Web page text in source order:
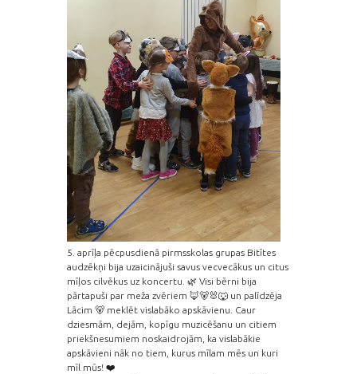
5. aprīļa pēcpusdienā pirmsskolas grupas Bitītes
audzēkņi bija uzaicinājuši savus vecvecākus un citus
mīļos cilvēkus uz koncertu. 🌿 Visi bērni bija
pārtapuši par meža zvēriem 🦊🐻🐰🐺 un palīdzēja
Lācim 🐻 meklēt vislabāko apskāvienu. Caur
dziesmām, dejām, kopīgu muzicēšanu un citiem
priekšnesumiem noskaidrojām, ka vislabākie
apskāvieni nāk no tiem, kurus mīlam mēs un kuri
mīl mūs! ❤️